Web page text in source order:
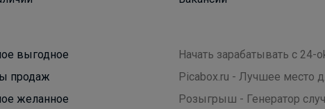
выгодное
продаж
желанное
Начать зарабатывать с 24-
Picabox.ru - Лучшее место
Розыгрыш - Генератор
Впервые! Школьная коллекция от Бароши